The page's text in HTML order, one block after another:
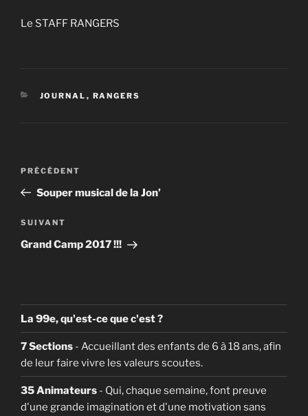
Le STAFF RANGERS
CATÉGORIES
JOURNAL , RANGERS
Navigation
l’article
Article
précédent
PRÉCÉDENT
Souper musical de la Jon’
Article
suivant
SUIVANT
Grand Camp 2017 !!!
La 99e, qu'est-ce que c'est ?
7 Sections - Accueillant des enfants de 6 à 18 ans, afin
de leur faire vivre les valeurs scoutes.
35 Animateurs - Qui, chaque semaine, font preuve
d'une grande imagination et d'une motivation sans